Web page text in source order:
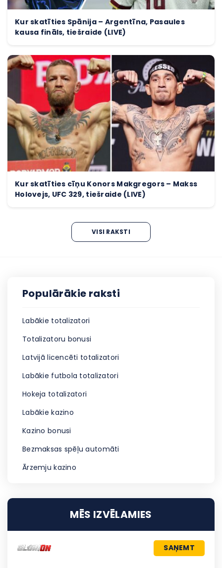
Kur skatīties Spānija – Argentīna, Pasaules
kausa fināls, tiešraide (LIVE)
Kur skatīties cīņu Konors Makgregors – Makss
Holovejs, UFC 329, tiešraide (LIVE)
VISI RAKSTI
Populārākie raksti
Labākie totalizatori
Totalizatoru bonusi
Latvijā licencēti totalizatori
Labākie futbola totalizatori
Hokeja totalizatori
Labākie kazino
Kazino bonusi
Bezmaksas spēļu automāti
Ārzemju kazino
MĒS IZVĒLAMIES
SAŅEMT